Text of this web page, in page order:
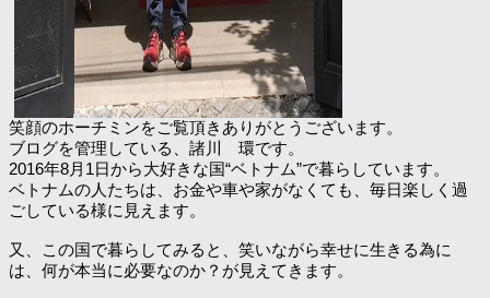
笑顔のホーチミンをご覧頂きありがとうございます。
ブログを管理している、諸川 環です。
2016年8月1日から大好きな国“ベトナム”で暮らしています。
ベトナムの人たちは、お金や車や家がなくても、毎日楽しく過
ごしている様に見えます。
又、この国で暮らしてみると、笑いながら幸せに生きる為に
は、何が本当に必要なのか？が見えてきます。